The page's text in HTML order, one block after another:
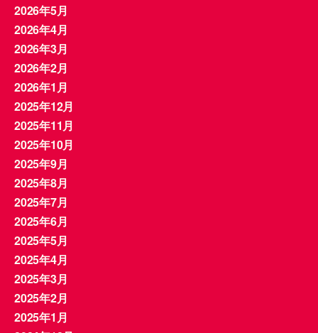
2026年5月
2026年4月
2026年3月
2026年2月
2026年1月
2025年12月
2025年11月
2025年10月
2025年9月
2025年8月
2025年7月
2025年6月
2025年5月
2025年4月
2025年3月
2025年2月
2025年1月